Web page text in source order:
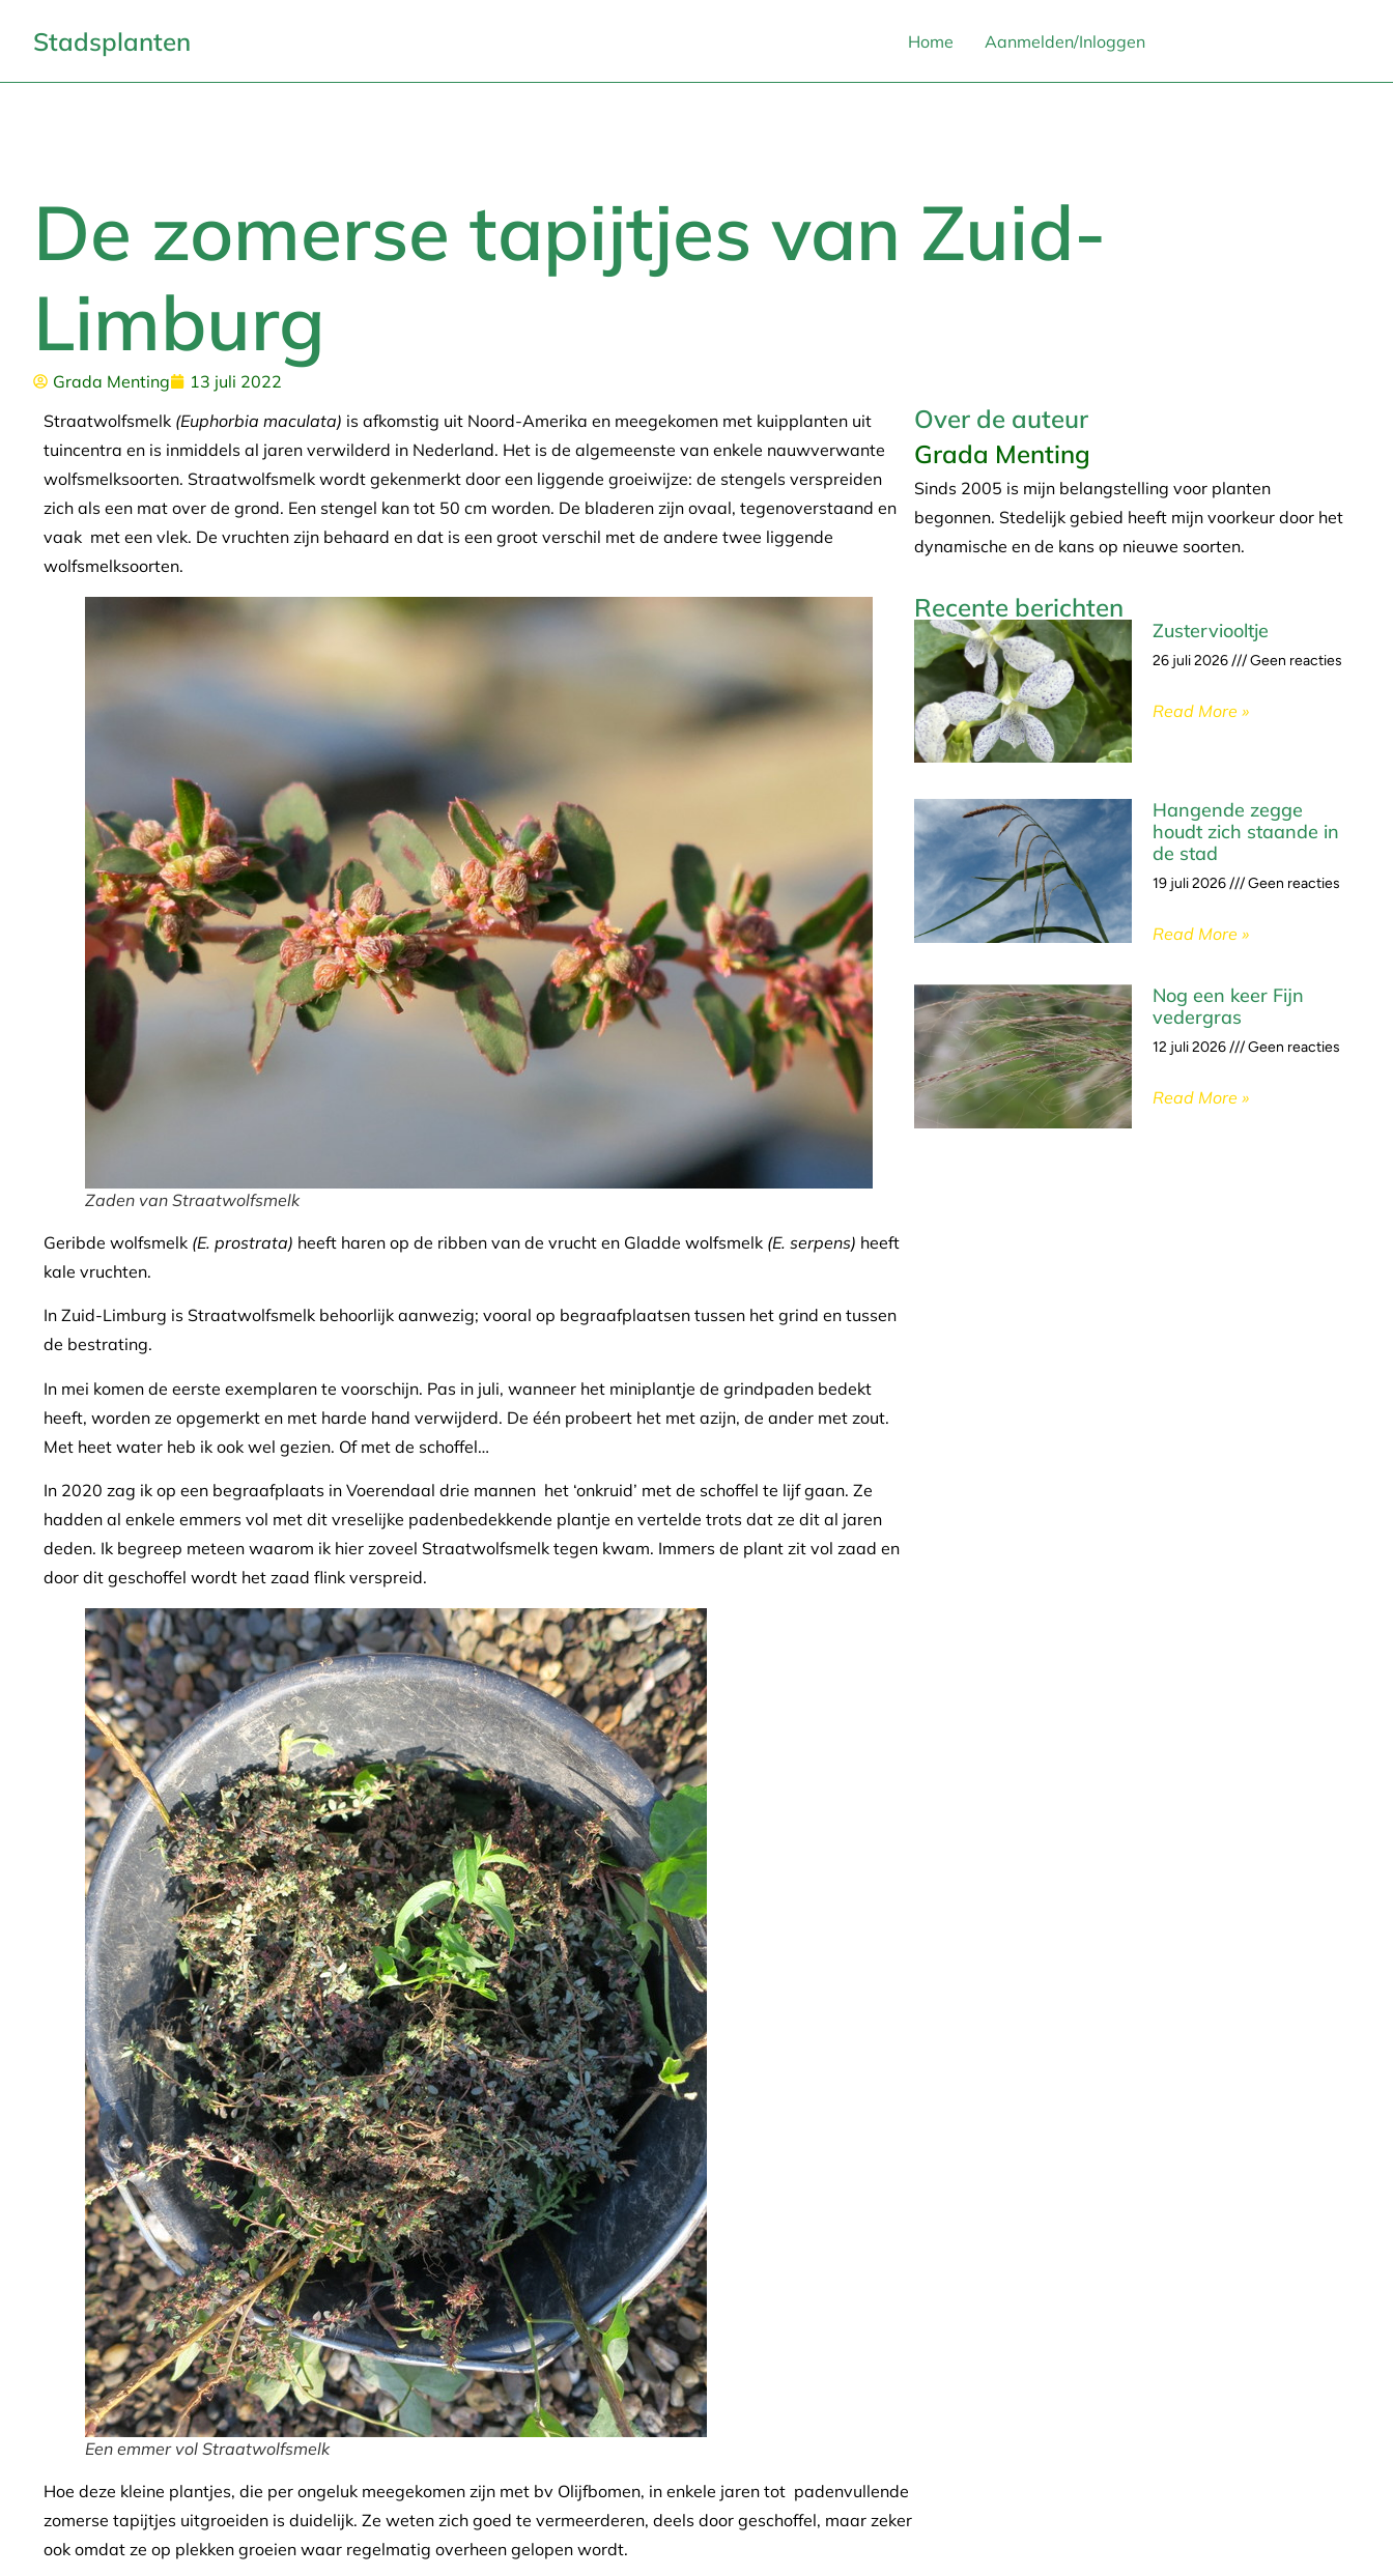
Stadsplanten Home Aanmelden/Inloggen
De zomerse tapijtjes van Zuid-
Limburg
Grada Menting
13 juli 2022
Straatwolfsmelk (Euphorbia maculata) is afkomstig uit Noord-Amerika en meegekomen met kuipplanten uit
tuincentra en is inmiddels al jaren verwilderd in Nederland. Het is de algemeenste van enkele nauwverwante
wolfsmelksoorten. Straatwolfsmelk wordt gekenmerkt door een liggende groeiwijze: de stengels verspreiden
zich als een mat over de grond. Een stengel kan tot 50 cm worden. De bladeren zijn ovaal, tegenoverstaand en
vaak met een vlek. De vruchten zijn behaard en dat is een groot verschil met de andere twee liggende
wolfsmelksoorten.
Zaden van Straatwolfsmelk
Geribde wolfsmelk (E. prostrata) heeft haren op de ribben van de vrucht en Gladde wolfsmelk (E. serpens) heeft
kale vruchten.
In Zuid-Limburg is Straatwolfsmelk behoorlijk aanwezig; vooral op begraafplaatsen tussen het grind en tussen
de bestrating.
In mei komen de eerste exemplaren te voorschijn. Pas in juli, wanneer het miniplantje de grindpaden bedekt
heeft, worden ze opgemerkt en met harde hand verwijderd. De één probeert het met azijn, de ander met zout.
Met heet water heb ik ook wel gezien. Of met de schoffel…
In 2020 zag ik op een begraafplaats in Voerendaal drie mannen het ‘onkruid’ met de schoffel te lijf gaan. Ze
hadden al enkele emmers vol met dit vreselijke padenbedekkende plantje en vertelde trots dat ze dit al jaren
deden. Ik begreep meteen waarom ik hier zoveel Straatwolfsmelk tegen kwam. Immers de plant zit vol zaad en
door dit geschoffel wordt het zaad flink verspreid.
Een emmer vol Straatwolfsmelk
Hoe deze kleine plantjes, die per ongeluk meegekomen zijn met bv Olijfbomen, in enkele jaren tot padenvullende
zomerse tapijtjes uitgroeiden is duidelijk. Ze weten zich goed te vermeerderen, deels door geschoffel, maar zeker
ook omdat ze op plekken groeien waar regelmatig overheen gelopen wordt.
Over de auteur
Grada Menting
Sinds 2005 is mijn belangstelling voor planten
begonnen. Stedelijk gebied heeft mijn voorkeur door het
dynamische en de kans op nieuwe soorten.
Recente berichten
Zusterviooltje
26 juli 2026 Geen reacties
Read More »
Hangende zegge
houdt zich staande in
de stad
19 juli 2026 Geen reacties
Read More »
Nog een keer Fijn
vedergras
12 juli 2026 Geen reacties
Read More »